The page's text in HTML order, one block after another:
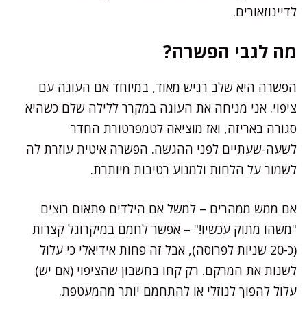
לדיינוזאורים.
מה לגבי הפשרה?
הפשרה היא שלב רגיש מאוד, במיוחד אם העוגה עם
ציפוי. אני מניחה את העוגה במקרר ללילה שלם כשהיא
סגורה באריזה, ואז מוציאה לטמפרטורת החדר
לשעה-שעתיים לפני ההגשה. הפשרה איטית עוזרת לה
לשמור על הלחות ולמנוע רטיבות מיותרת.
אם ממש ממהרים – למשל אם הילדים פתאום רוצים
"משהו מתוק עכשיו!" – אפשר לחמם במיקרוגל קצרות
(כ-20 שניות לפרוסה), אבל זה פחות אידיאלי כי עלול
לשנות את המרקם. רק קחו בחשבון שהציפוי (אם יש)
עלול להפוך לנוזלי או להתחמם יותר מהמעטפת.